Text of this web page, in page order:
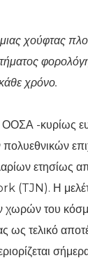
χούφτας
χρόνο.
ΟΟΣΑ -κυρίως
ετησίως
(TJN). Η μελέτη
χωρών του
ως τελικό